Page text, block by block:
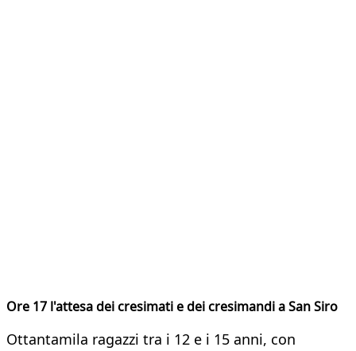
Ore 17 l'attesa dei cresimati e dei cresimandi a San Siro
Ottantamila ragazzi tra i 12 e i 15 anni, con